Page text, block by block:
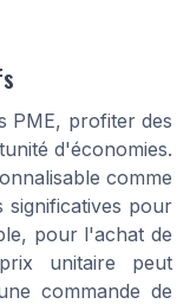
PME, profiter des
d'économies.
comme
significatives pour
pour l'achat de
unitaire peut
commande de